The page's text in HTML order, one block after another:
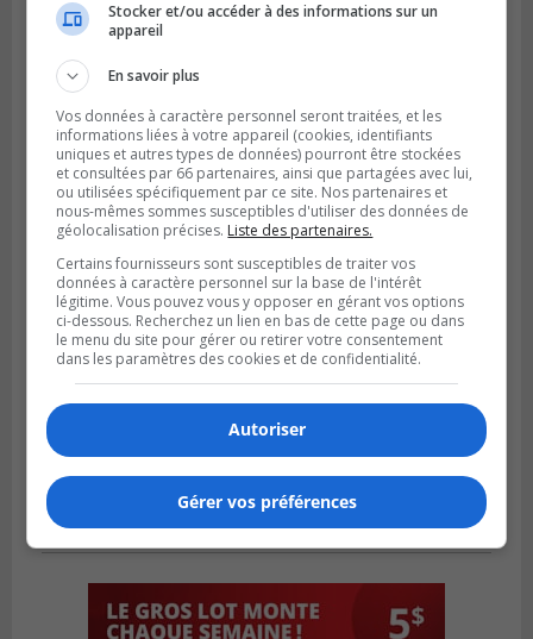
Publié le 6 août 2026 à 05h39
La grenade du camping du lac Cristal était
inoffensive
Stocker et/ou accéder à des informations sur un
appareil
En savoir plus
Vos données à caractère personnel seront traitées, et les
informations liées à votre appareil (cookies, identifiants
uniques et autres types de données) pourront être stockées
et consultées par 66 partenaires, ainsi que partagées avec lui,
ou utilisées spécifiquement par ce site. Nos partenaires et
nous-mêmes sommes susceptibles d'utiliser des données de
géolocalisation précises. Liste des partenaires.
Certains fournisseurs sont susceptibles de traiter vos
données à caractère personnel sur la base de l'intérêt
légitime. Vous pouvez vous y opposer en gérant vos options
ci-dessous. Recherchez un lien en bas de cette page ou dans
le menu du site pour gérer ou retirer votre consentement
dans les paramètres des cookies et de confidentialité.
Autoriser
Gérer vos préférences